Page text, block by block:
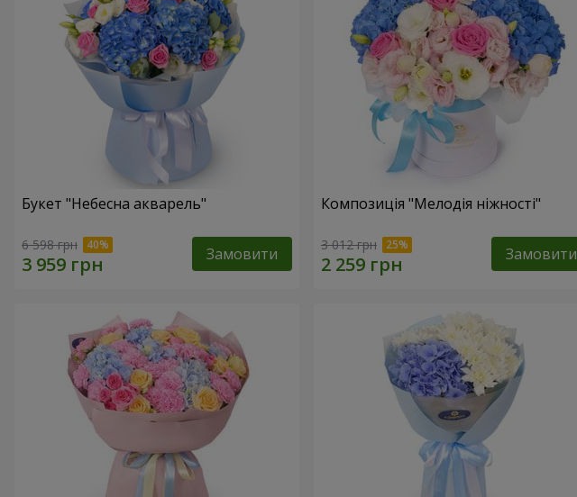
Букет "Небесна акварель"
6 598 грн Замовити
Композиція "Мелодія ніжності"
3 012 грн Замовити